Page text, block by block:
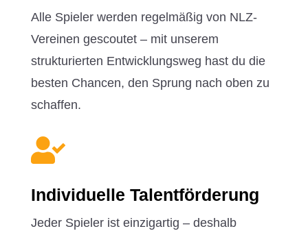
Alle Spieler werden regelmäßig von NLZ-
Vereinen gescoutet – mit unserem
strukturierten Entwicklungsweg hast du die
besten Chancen, den Sprung nach oben zu
schaffen.

Individuelle Talentförderung
Jeder Spieler ist einzigartig – deshalb